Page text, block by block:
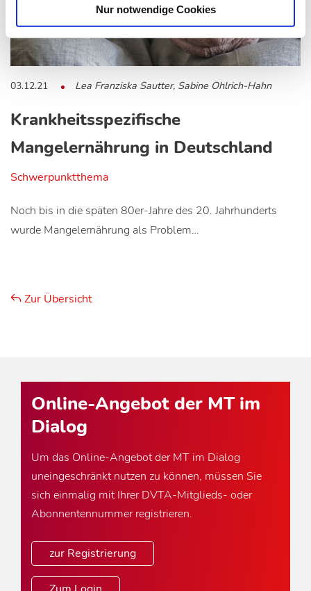
Nur notwendige Cookies
03.12.21 Lea Franziska Sautter, Sabine Ohlrich-Hahn
Krankheitsspezifische
Mangelernährung in Deutschland
Schwerpunktthema
Noch bis in die späten 80er-Jahre des 20. Jahrhunderts
wurde Mangelernährung als Problem…
Zur Übersicht
Online-Angebot der MT im
Dialog
Um das Online-Angebot der MT im Dialog
uneingeschränkt nutzen zu können, müssen Sie
sich einmalig mit Ihrer DVTA-Mitglieds- oder
Abonnentennummer registrieren.
zur Registrierung